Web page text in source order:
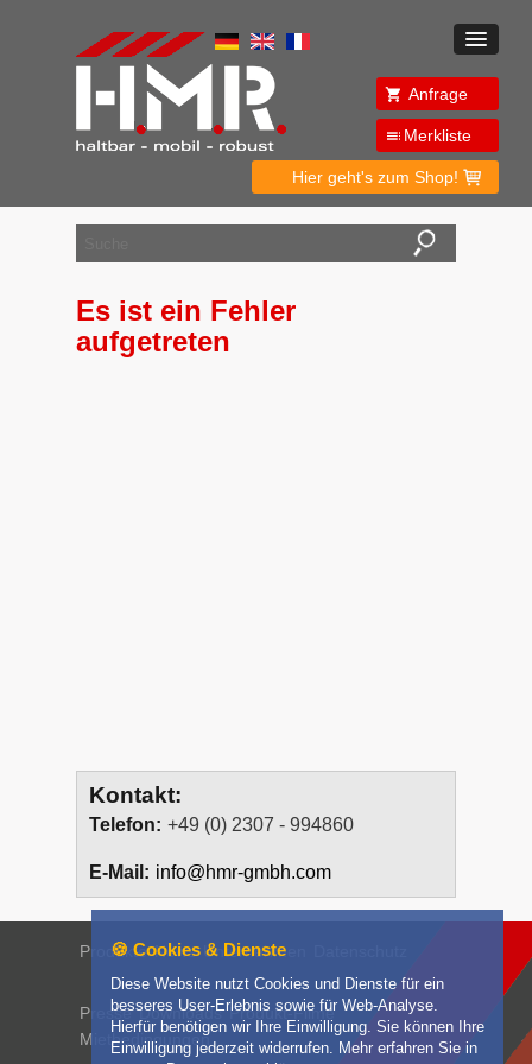
Anfrage
Merkliste
Hier geht's zum Shop!
Es ist ein Fehler
aufgetreten
Kontakt:
Telefon: +49 (0) 2307 - 994860
E-Mail: info@hmr-gmbh.com
Produkte News Unternehmen
Presse Downloads Produkt-Filme
Mietbedingungen
🍪 Cookies & Dienste
Diese Website nutzt Cookies und Dienste für ein
besseres User-Erlebnis sowie für Web-Analyse.
Hierfür benötigen wir Ihre Einwilligung. Sie können Ihre
Einwilligung jederzeit widerrufen. Mehr erfahren Sie in